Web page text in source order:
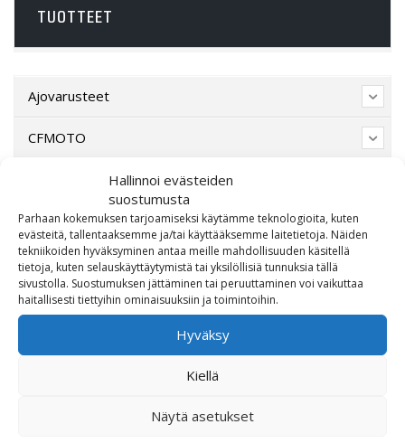
Hallinnoi evästeiden
suostumusta
Parhaan kokemuksen tarjoamiseksi käytämme teknologioita, kuten
evästeitä, tallentaaksemme ja/tai käyttääksemme laitetietoja. Näiden
tekniikoiden hyväksyminen antaa meille mahdollisuuden käsitellä
tietoja, kuten selauskäyttäytymistä tai yksilöllisiä tunnuksia tällä
sivustolla. Suostumuksen jättäminen tai peruuttaminen voi vaikuttaa
haitallisesti tiettyihin ominaisuuksiin ja toimintoihin.
Hyväksy
Kiellä
Näytä asetukset
TUOTTEET
Ajovarusteet
CFMOTO
Harley-Davidson
Indian Motorcycle
Lahjakortti